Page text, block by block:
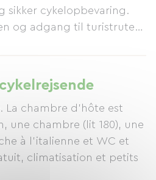
sikker cykelopbevaring.
og adgang til turistruter
opføres der
på det romerske teater,
arrangementer i hele
La chambre d’hôte est
une chambre (lit 180), une
à l’italienne et WC et
climatisation et petits